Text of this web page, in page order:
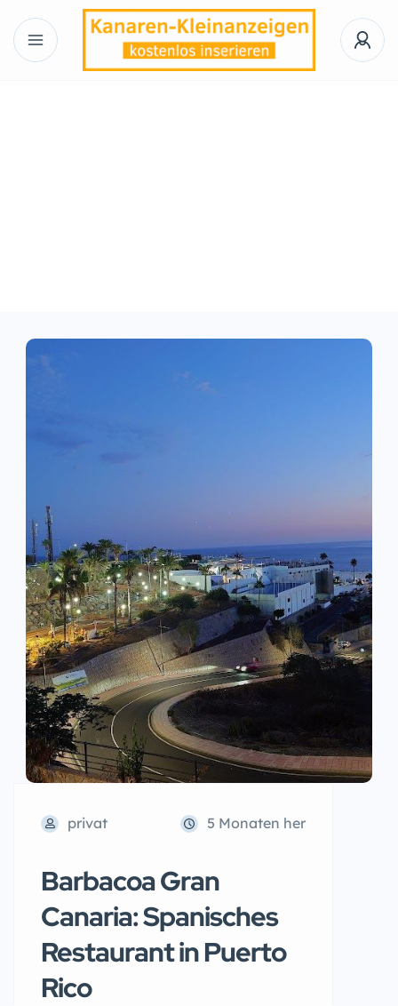
privat 5 Monaten her
Barbacoa Gran
Canaria: Spanisches
Restaurant in Puerto
Rico